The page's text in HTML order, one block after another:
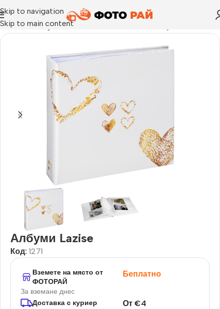
Skip to navigation
Skip to main content
Начало›Албум за залепване на снимки
Албуми Lazise
Код: 1271
Вземете на място от
ФОТОРАЙ
За вземане днес
Беплатно
Доставка с куриер
От€4